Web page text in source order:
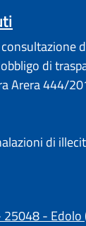
di
Arera 444/
di
- Edolo